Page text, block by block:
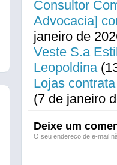
Consultor
Advocacia]
janeiro de
Veste S.a
Leopoldina
Lojas
(7 de janeiro
Deixe um
O seu endereço de e-mail